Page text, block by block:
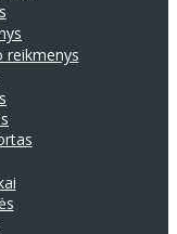
reikmenys